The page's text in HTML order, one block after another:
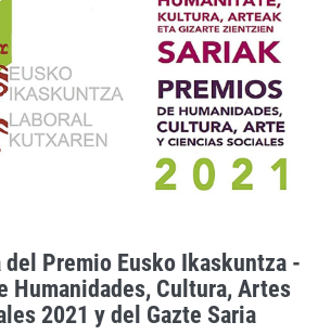
Premio Eusko Ikaskuntza -
Humanidades, Cultura, Artes
2021 y del Gazte Saria